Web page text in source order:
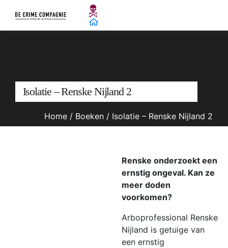
Isolatie – Renske Nijland 2
Home / Boeken / Isolatie – Renske Nijland 2
Renske onderzoekt een
ernstig ongeval. Kan ze
meer doden
voorkomen?
Arboprofessional Renske
Nijland is getuige van
een ernstig